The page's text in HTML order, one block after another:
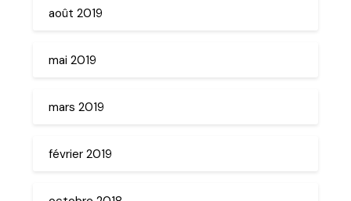
août 2019
mai 2019
mars 2019
février 2019